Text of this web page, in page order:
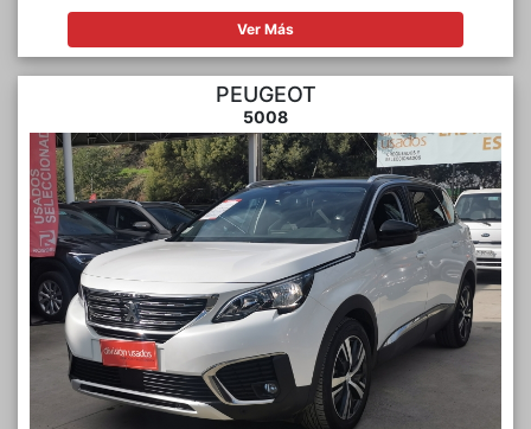
Ver Más
PEUGEOT
5008